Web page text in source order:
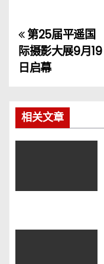
文
章
航
第25届平遥国
际摄影大展9月19
日启幕
相关文章